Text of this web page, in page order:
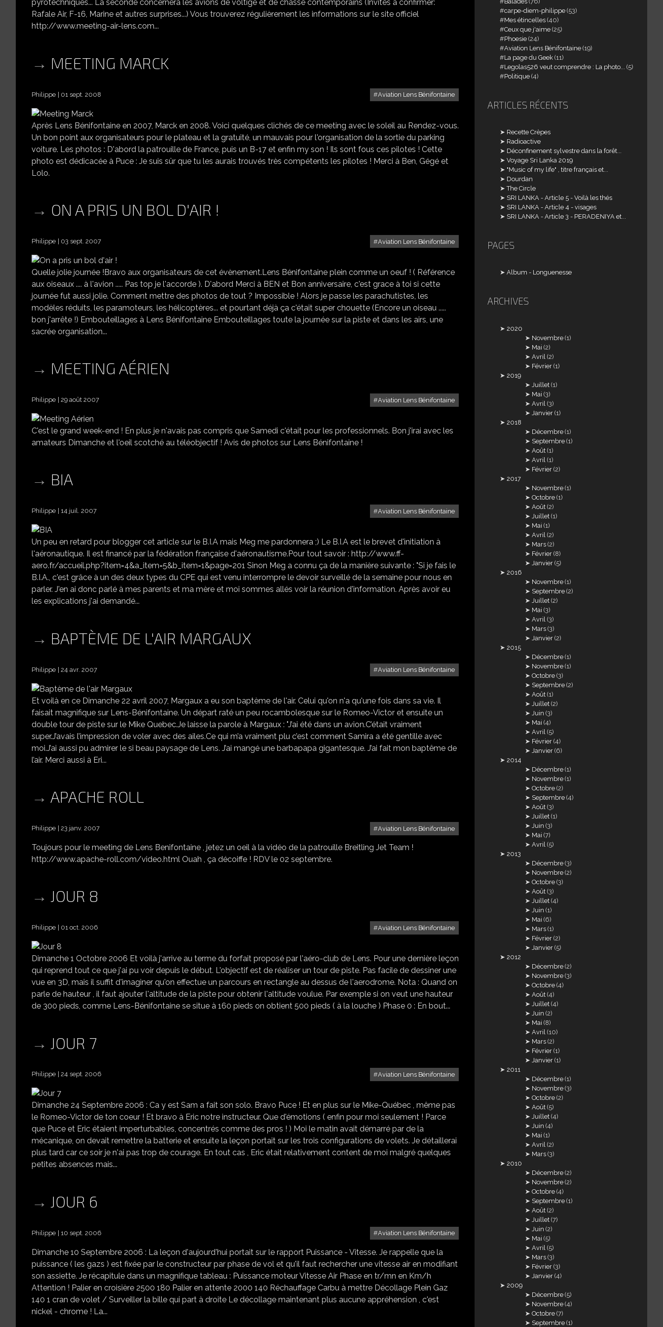
pyrotechniques... La seconde concernera les avions de voltige et de chasse contemporains (Invités à confirmer:
Rafale Air, F-16, Marine et autres surprises...) Vous trouverez régulièrement les informations sur le site officiel
http://www.meeting-air-lens.com...
MEETING MARCK
Aviation Lens Bénifontaine
Philippe 01 sept. 2008 MEETING MARCK
Après Lens Bénifontaine en 2007, Marck en 2008. Voici quelques clichés de ce meeting avec le soleil au Rendez-vous.
Un bon point aux organisateurs pour le plateau et la gratuité, un mauvais pour l'organisation de la sortie du parking
voiture. Les photos : D'abord la patrouille de France, puis un B-17 et enfin my son ! Ils sont fous ces pilotes ! Cette
photo est dédicacée à Puce : Je suis sûr que tu les aurais trouvés très compétents les pilotes ! Merci à Ben, Gégé et
Lolo.
ON A PRIS UN BOL D'AIR !
Aviation Lens Bénifontaine
Philippe 03 sept. 2007 ON A PRIS UN BOL D'AIR !
Quelle jolie journée !Bravo aux organisateurs de cet évènement.Lens Bénifontaine plein comme un oeuf ! ( Référence
aux oiseaux .... à l'avion ..... Pas top je l'accorde ). D'abord Merci à BEN et Bon anniversaire, c'est grace à toi si cette
journée fut aussi jolie. Comment mettre des photos de tout ? Impossible ! Alors je passe les parachutistes, les
modèles réduits, les paramoteurs, les hélicoptères... et pourtant déjà ça c'était super chouette (Encore un oiseau .....
bon j'arrête !) Embouteillages à Lens Bénifontaine Embouteillages toute la journée sur la piste et dans les airs, une
sacrée organisation...
MEETING AÉRIEN
Aviation Lens Bénifontaine
Philippe 29 août 2007 MEETING AÉRIEN
C'est le grand week-end ! En plus je n'avais pas compris que Samedi c'était pour les professionnels. Bon j'irai avec les
amateurs Dimanche et l'oeil scotché au téléobjectif ! Avis de photos sur Lens Bénifontaine !
BIA
Aviation Lens Bénifontaine
Philippe 14 juil. 2007 BIA
Un peu en retard pour blogger cet article sur le B.I.A mais Meg me pardonnera ;) Le B.I.A est le brevet d'initiation à
l'aéronautique. Il est financé par la fédération française d'aéronautisme.Pour tout savoir : http://www.ff-
aero.fr/accueil.php?item=4&a_item=5&b_item=1&page=201 Sinon Meg a connu ça de la manière suivante : "Si je fais le
B.I.A., c'est grâce à un des deux types du CPE qui est venu interrompre le devoir surveillé de la semaine pour nous en
parler. J'en ai donc parlé à mes parents et ma mère et moi sommes allés voir la réunion d'information. Après avoir eu
les explications j'ai demandé...
BAPTÈME DE L'AIR MARGAUX
Aviation Lens Bénifontaine
Philippe 24 avr. 2007 BAPTÈME DE L'AIR MARGAUX
Et voilà en ce Dimanche 22 avril 2007, Margaux a eu son baptème de l'air. Celui qu'on n'a qu'une fois dans sa vie. Il
faisait magnifique sur Lens-Bénifontaine. Un départ raté un peu rocambolesque sur le Romeo-Victor et ensuite un
double tour de piste sur le Mike Quebec.Je laisse la parole à Margaux : "J’ai été dans un avion.C’était vraiment
super.J’avais l’impression de voler avec des ailes.Ce qui m’a vraiment plu c’est comment Samira a été gentille avec
moi.J’ai aussi pu admirer le si beau paysage de Lens. J’ai mangé une barbapapa gigantesque. J’ai fait mon baptême de
l’air. Merci aussi à Eri...
APACHE ROLL
Aviation Lens Bénifontaine
Philippe 23 janv. 2007
Toujours pour le meeting de Lens Benifontaine , jetez un oeil à la vidéo de la patrouille Breitling Jet Team !
http://www.apache-roll.com/video.html Ouah , ça décoiffe ! RDV le 02 septembre.
JOUR 8
Aviation Lens Bénifontaine
Philippe 01 oct. 2006 JOUR 8
Dimanche 1 Octobre 2006 Et voilà j'arrive au terme du forfait proposé par l'aéro-club de Lens. Pour une dernière leçon
qui reprend tout ce que j'ai pu voir depuis le début. L'objectif est de réaliser un tour de piste. Pas facile de dessiner une
vue en 3D, mais il suffit d'imaginer qu'on effectue un parcours en rectangle au dessus de l'aerodrome. Nota : Quand on
parle de hauteur , il faut ajouter l'altitude de la piste pour obtenir l'altitude voulue. Par exemple si on veut une hauteur
de 300 pieds, comme Lens-Bénifontaine se situe à 160 pieds on obtient 500 pieds ( à la louche ) Phase 0 : En bout...
JOUR 7
Aviation Lens Bénifontaine
Philippe 24 sept. 2006 JOUR 7
Dimanche 24 Septembre 2006 : Ca y est Sam a fait son solo. Bravo Puce ! Et en plus sur le Mike-Québec , même pas
le Romeo-Victor de ton coeur ! Et bravo à Eric notre instructeur. Que d'émotions ( enfin pour moi seulement ! Parce
que Puce et Eric étaient imperturbables, concentrés comme des pros ! ) Moi le matin avait démarré par de la
mécanique, on devait remettre la batterie et ensuite la leçon portait sur les trois configurations de volets. Je détaillerai
plus tard car ce soir je n'ai pas trop de courage. En tout cas , Eric était relativement content de moi malgré quelques
petites absences mais...
JOUR 6
Aviation Lens Bénifontaine
Philippe 10 sept. 2006
Dimanche 10 Septembre 2006 : La leçon d'aujourd'hui portait sur le rapport Puissance - Vitesse. Je rappelle que la
puissance ( les gazs ) est fixée par le constructeur par phase de vol et qu'il faut rechercher une vitesse air en modifiant
son assiette. Je récapitule dans un magnifique tableau : Puissance moteur Vitesse Air Phase en tr/mn en Km/h
Attention ! Palier en croisière 2500 180 Palier en attente 2000 140 Réchauffage Carbu à mettre Décollage Plein Gaz
140 1 cran de volet / Surveiller la bille qui part à droite Le décollage maintenant plus aucune appréhension , c'est
nickel - chrome ! La...
carpe-diem-philippe (53)
Mes étincelles (40)
Ceux que j'aime (25)
Phoesie (24)
Aviation Lens Bénifontaine (19)
La page du Geek (11)
Legolas526 veut comprendre : La photo...
(5)
Politique (4)
ARTICLES RÉCENTS
Recette Crèpes
Radioactive
Déconfinement sylvestre dans la forêt...
Voyage Sri Lanka 2019
"Music of my life" , titre français et...
Dourdan
The Circle
SRI LANKA - Article 5 - Voilà les thés
SRI LANKA - Article 4 - visages
SRI LANKA - Article 3 - PERADENIYA et...
PAGES
Album - Longuenesse
ARCHIVES
2020
Novembre (1)
Mai (2)
Avril (2)
Février (1)
2019
Juillet (1)
Mai (3)
Avril (3)
Janvier (1)
2018
Décembre (1)
Septembre (1)
Août (1)
Avril (1)
Février (2)
2017
Novembre (1)
Octobre (1)
Août (2)
Juillet (1)
Mai (1)
Avril (2)
Mars (2)
Février (8)
Janvier (5)
2016
Novembre (1)
Septembre (2)
Juillet (2)
Mai (3)
Avril (3)
Mars (3)
Janvier (2)
2015
Décembre (1)
Novembre (1)
Octobre (3)
Septembre (2)
Août (1)
Juillet (2)
Juin (3)
Mai (4)
Avril (5)
Février (4)
Janvier (6)
2014
Décembre (1)
Novembre (1)
Octobre (2)
Septembre (4)
Août (3)
Juillet (1)
Juin (3)
Mai (7)
Avril (5)
2013
Décembre (3)
Novembre (2)
Octobre (3)
Août (3)
Juillet (4)
Juin (1)
Mai (6)
Mars (1)
Février (2)
Janvier (5)
2012
Décembre (2)
Novembre (3)
Octobre (4)
Août (4)
Juillet (4)
Juin (2)
Mai (8)
Avril (10)
Mars (2)
Février (1)
Janvier (1)
2011
Décembre (1)
Novembre (3)
Octobre (2)
Août (5)
Juillet (4)
Juin (4)
Mai (1)
Avril (2)
Mars (3)
2010
Décembre (2)
Novembre (2)
Octobre (4)
Septembre (1)
Août (2)
Juillet (7)
Juin (2)
Mai (5)
Avril (5)
Mars (3)
Février (3)
Janvier (4)
2009
Décembre (5)
Novembre (4)
Octobre (7)
Septembre (1)